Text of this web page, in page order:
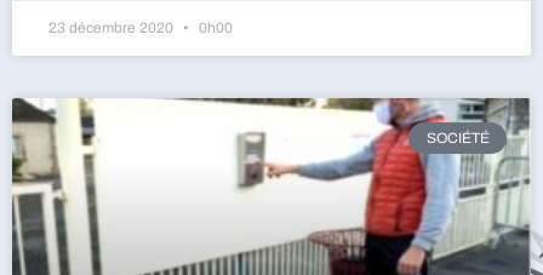
23 décembre 2020 0h00
SOCIÉTÉ